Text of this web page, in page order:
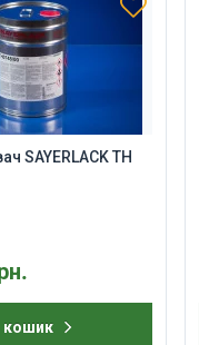
SAYERLACK ТН
кошик